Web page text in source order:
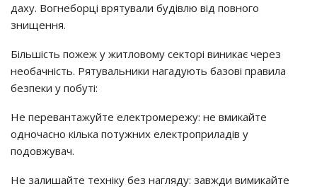
даху. Вогнеборці врятували будівлю від повного
знищення.
Більшість пожеж у житловому секторі виникає через
необачність. Рятувальники нагадують базові правила
безпеки у побуті:
Не перевантажуйте електромережу: не вмикайте
одночасно кілька потужних електроприладів у
подовжувач.
Не залишайте техніку без нагляду: завжди вимикайте